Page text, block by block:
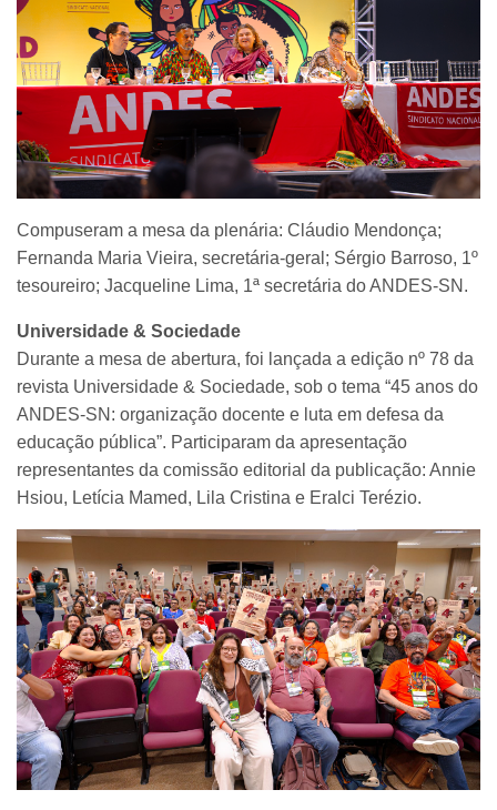
Compuseram a mesa da plenária: Cláudio Mendonça;
Fernanda Maria Vieira, secretária-geral; Sérgio Barroso, 1º
tesoureiro; Jacqueline Lima, 1ª secretária do ANDES-SN.
Universidade & Sociedade
Durante a mesa de abertura, foi lançada a edição nº 78 da
revista Universidade & Sociedade, sob o tema “45 anos do
ANDES-SN: organização docente e luta em defesa da
educação pública”. Participaram da apresentação
representantes da comissão editorial da publicação: Annie
Hsiou, Letícia Mamed, Lila Cristina e Eralci Terézio.